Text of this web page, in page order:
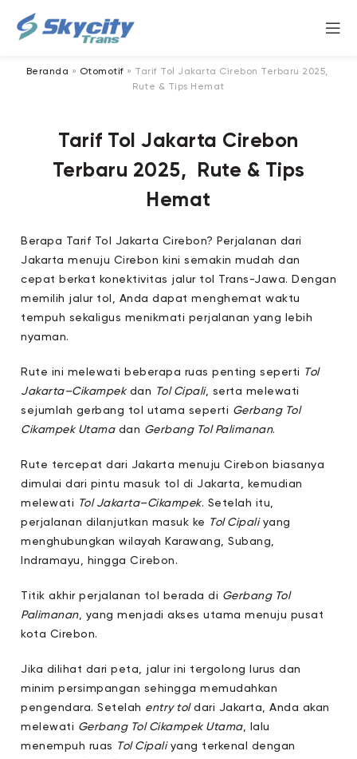
Beranda » Otomotif »
Tarif Tol Jakarta Cirebon Terbaru 2025,
Rute & Tips Hemat
Tarif Tol Jakarta Cirebon
Terbaru 2025, Rute & Tips
Hemat
Berapa Tarif Tol Jakarta Cirebon? Perjalanan dari
Jakarta menuju Cirebon kini semakin mudah dan
cepat berkat konektivitas jalur tol Trans-Jawa. Dengan
memilih jalur tol, Anda dapat menghemat waktu
tempuh sekaligus menikmati perjalanan yang lebih
nyaman.
Rute ini melewati beberapa ruas penting seperti Tol
Jakarta–Cikampekdan Tol Cipali, serta melewati
sejumlah gerbang tol utama seperti Gerbang Tol
Cikampek Utamadan Gerbang Tol Palimanan.
Rute tercepat dari Jakarta menuju Cirebon biasanya
dimulai dari pintu masuk tol di Jakarta, kemudian
melewati Tol Jakarta–Cikampek. Setelah itu,
perjalanan dilanjutkan masuk ke Tol Cipaliyang
menghubungkan wilayah Karawang, Subang,
Indramayu, hingga Cirebon.
Titik akhir perjalanan tol berada di Gerbang Tol
Palimanan, yang menjadi akses utama menuju pusat
kota Cirebon.
Jika dilihat dari peta, jalur ini tergolong lurus dan
minim persimpangan sehingga memudahkan
pengendara. Setelah entry toldari Jakarta, Anda akan
melewati Gerbang Tol Cikampek Utama, lalu
menempuh ruas Tol Cipaliyang terkenal dengan